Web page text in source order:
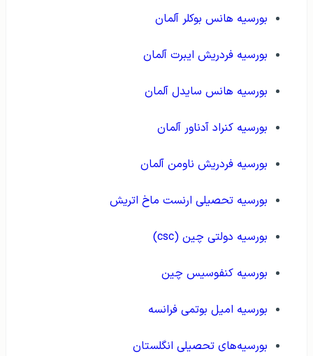
بورسیه هانس بوکلر آلمان
بورسیه فردریش ایبرت آلمان
بورسیه هانس سایدل آلمان
بورسیه کنراد آدناور آلمان
بورسیه فردریش ناومن آلمان
بورسیه تحصیلی ارنست ماخ اتریش
بورسیه دولتی چین (csc)
بورسیه کنفوسیس چین
بورسیه امیل بوتمی فرانسه
بورسیه‌های تحصیلی انگلستان